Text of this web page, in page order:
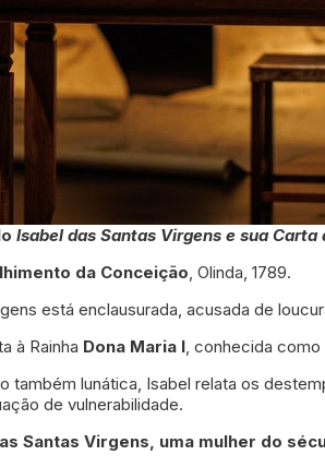
Isabel das Santas Virgens e sua Carta
da Conceição, Olinda, 1789.
está enclausurada, acusada de
à Rainha Dona Maria I, conhecida como
também lunática, Isabel relata os
de vulnerabilidade.
Santas Virgens, uma mulher do